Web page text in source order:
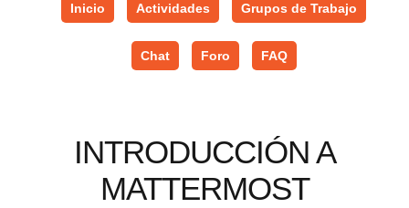
Inicio Actividades Grupos de Trabajo
Chat Foro FAQ
INTRODUCCIÓN A
MATTERMOST